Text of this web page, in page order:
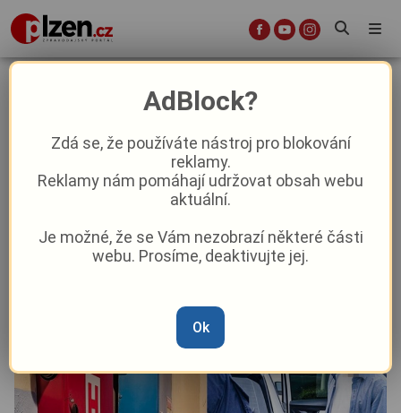
Smolař u rozvodné skříně aneb Tak
dlouho se chodí se džbánem pro
vodu…
Aktuality Z Plzně
Peggy Kýrová –22. 6. 2025 04:27
AdBlock?
Zdá se, že používáte nástroj pro blokování
reklamy.
Reklamy nám pomáhají udržovat obsah webu
aktuální.
Je možné, že se Vám nezobrazí některé části
webu. Prosíme, deaktivujte jej.
Ok